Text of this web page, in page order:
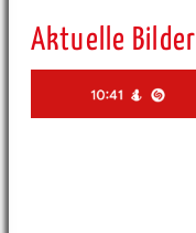
Aktuelle Bilder